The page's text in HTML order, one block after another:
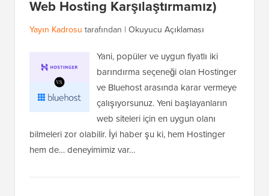
Web Hosting Karşılaştırmamız)
Yayın Kadrosu tarafından | Okuyucu Açıklaması
Yani, popüler ve uygun fiyatlı iki
barındırma seçeneği olan Hostinger
ve Bluehost arasında karar vermeye
çalışıyorsunuz. Yeni başlayanların
web siteleri için en uygun olanı
bilmeleri zor olabilir. İyi haber şu ki, hem Hostinger
hem de… deneyimimiz var…